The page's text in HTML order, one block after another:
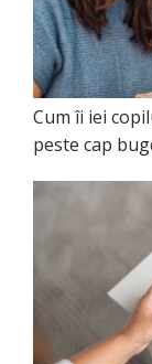
Cum îi iei
peste cap